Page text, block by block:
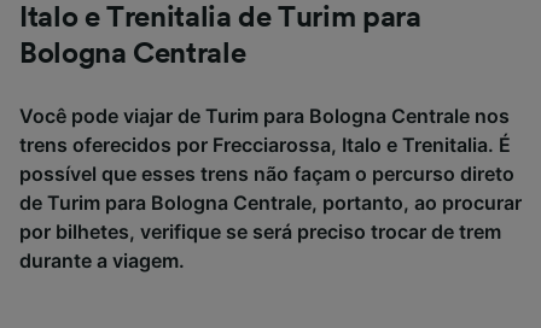
Italo e Trenitalia de Turim para
Bologna Centrale
Você pode viajar de Turim para Bologna Centrale nos
trens oferecidos por Frecciarossa, Italo e Trenitalia. É
possível que esses trens não façam o percurso direto
de Turim para Bologna Centrale, portanto, ao procurar
por bilhetes, verifique se será preciso trocar de trem
durante a viagem.